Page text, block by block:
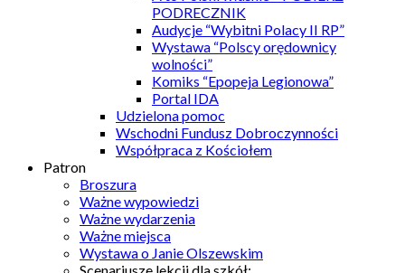
PODRECZNIK
Audycje “Wybitni Polacy II RP”
Wystawa “Polscy orędownicy
wolności”
Komiks “Epopeja Legionowa”
Portal IDA
Udzielona pomoc
Wschodni Fundusz Dobroczynności
Współpraca z Kościołem
Patron
Broszura
Ważne wypowiedzi
Ważne wydarzenia
Ważne miejsca
Wystawa o Janie Olszewskim